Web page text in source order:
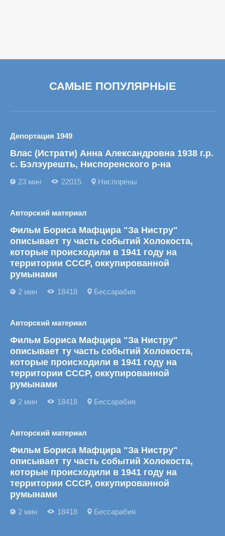
САМЫЕ ПОПУЛЯРНЫЕ
Депортация 1949
Влас (Истрати) Анна Александровна 1938 г.р.
с. Бэлэурешть, Ниспоренского р-на
23 мин 22015 Ниспорены
Авторский материал
Фильм Бориса Мафцира "За Нистру"
описывает ту часть событий Холокоста,
которые происходили в 1941 году на
территории СССР, оккупированной
румынами
2 мин 18418 Бессарабия
Авторский материал
Фильм Бориса Мафцира "За Нистру"
описывает ту часть событий Холокоста,
которые происходили в 1941 году на
территории СССР, оккупированной
румынами
2 мин 18418 Бессарабия
Авторский материал
Фильм Бориса Мафцира "За Нистру"
описывает ту часть событий Холокоста,
которые происходили в 1941 году на
территории СССР, оккупированной
румынами
2 мин 18418 Бессарабия